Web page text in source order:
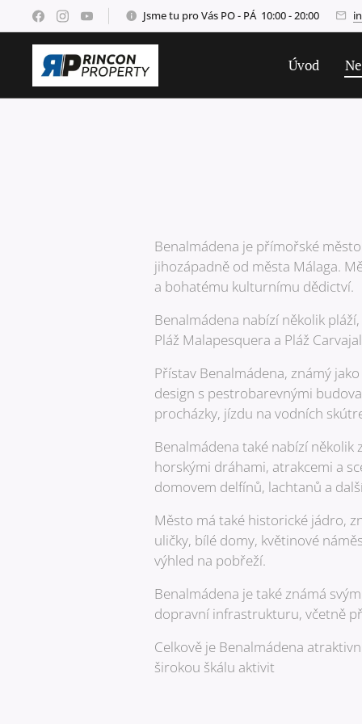
Jsme tu pro Vás PO - PÁ 10:00 - 20:00
Úvod
Benalmádena je přímořské
jihozápadně od města Málaga.
a bohatému kulturnímu dědictví.
Benalmádena nabízí několik
Pláž Malapesquera a Pláž
Přístav Benalmádena, známý
design s pestrobarevnými
procházky, jízdu na vodních
Benalmádena také nabízí
horskými dráhami, atrakcemi a
domovem delfínů, lachtanů a
Město má také historické jádro,
uličky, bílé domy, květinové
výhled na pobřeží.
Benalmádena je také známá
dopravní infrastrukturu, včetně
Celkově je Benalmádena
širokou škálu aktivit